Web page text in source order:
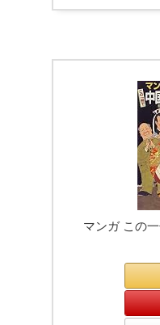
マンガ この